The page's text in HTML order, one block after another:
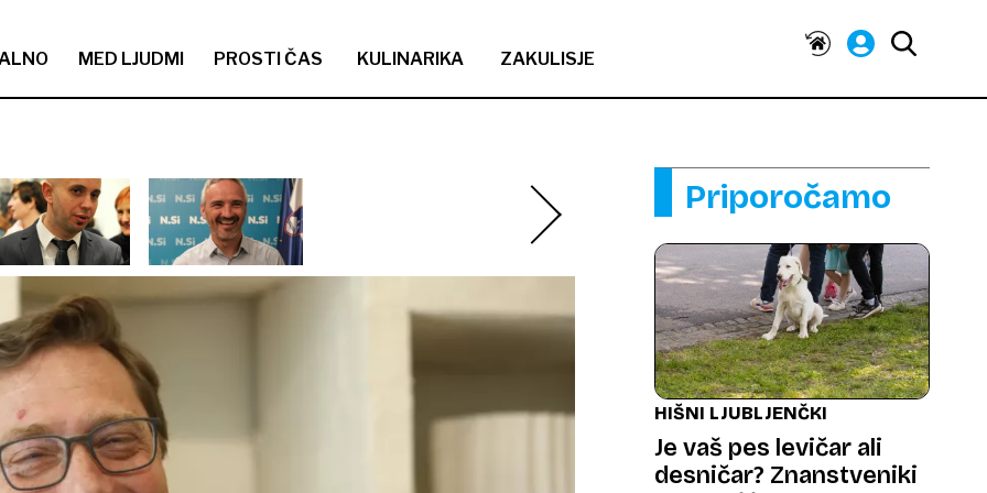
MED LJUDMI PROSTI ČAS KULINARIKA ZAKULISJE
Priporočamo
HIŠNI LJUBLJENČKI
Je vaš pes levičar ali
desničar? Znanstveniki